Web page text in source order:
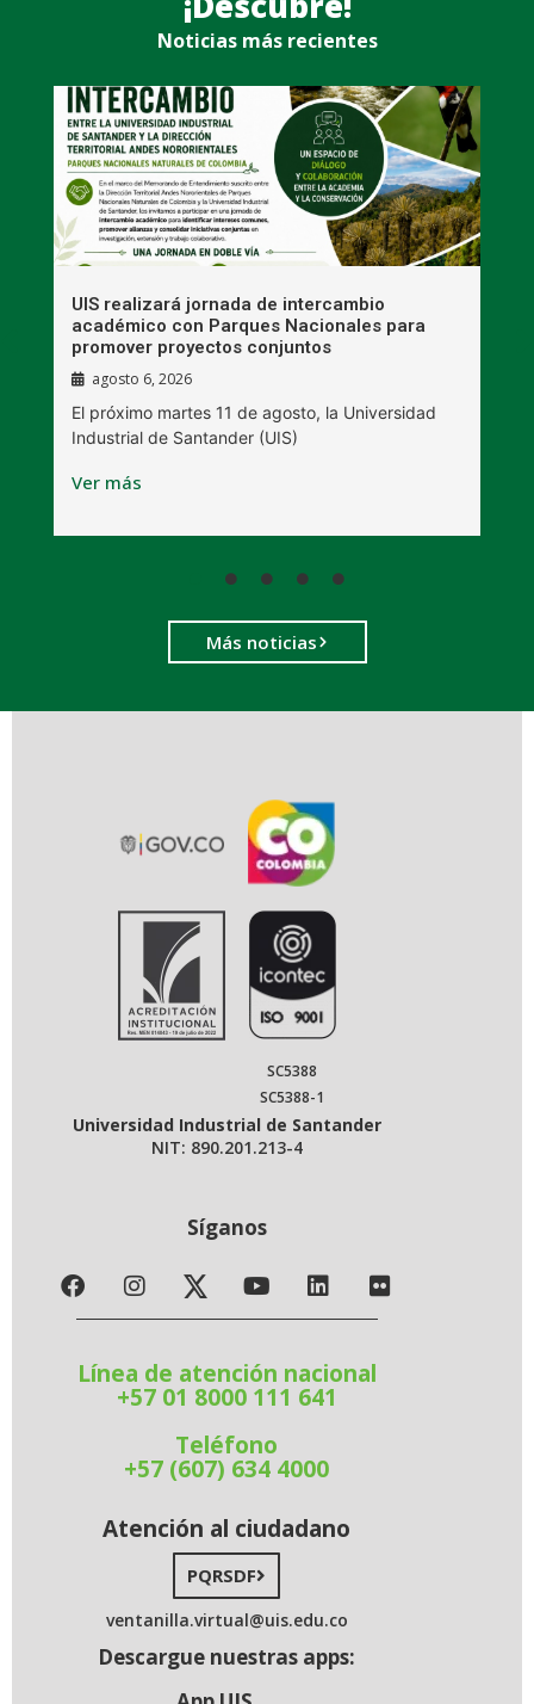
Noticias más recientes
UIS realizará jornada de intercambio
académico con Parques Nacionales para
promover proyectos conjuntos
agosto 6, 2026
El próximo martes 11 de agosto, la Universidad
Industrial de Santander (UIS)
Ver más
Más noticias